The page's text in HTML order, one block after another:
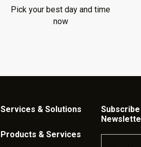
Pick your best day and time
now
Services & Solutions
Products & Services